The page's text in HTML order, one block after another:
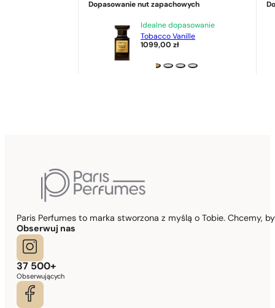
Dopasowanie nut zapachowych
Idealne dopasowanie
Tobacco Vanille
1099,00zł
Paris Perfumes to marka stworzona z myślą o Tobie. Chcemy,
Obserwuj nas
37 500+
Obserwujących